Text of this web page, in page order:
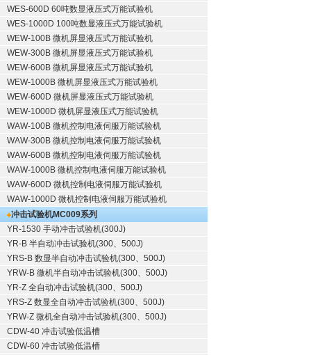
WES-600D 60吨数显液压式万能试验机
WES-1000D 100吨数显液压式万能试验机
WEW-100B 微机屏显液压式万能试验机
WEW-300B 微机屏显液压式万能试验机
WEW-600B 微机屏显液压式万能试验机
WEW-1000B 微机屏显液压式万能试验机
WEW-600D 微机屏显液压式万能试验机
WEW-1000D 微机屏显液压式万能试验机
WAW-100B 微机控制电液伺服万能试验机
WAW-300B 微机控制电液伺服万能试验机
WAW-600B 微机控制电液伺服万能试验机
WAW-1000B 微机控制电液伺服万能试验机
WAW-600D 微机控制电液伺服万能试验机
WAW-1000D 微机控制电液伺服万能试验机
冲击试验机MC009系列
YR-1530 手动冲击试验机(300J)
YR-B 半自动冲击试验机(300、500J)
YRS-B 数显半自动冲击试验机(300、500J)
YRW-B 微机半自动冲击试验机(300、500J)
YR-Z 全自动冲击试验机(300、500J)
YRS-Z 数显全自动冲击试验机(300、500J)
YRW-Z 微机全自动冲击试验机(300、500J)
CDW-40 冲击试验低温槽
CDW-60 冲击试验低温槽